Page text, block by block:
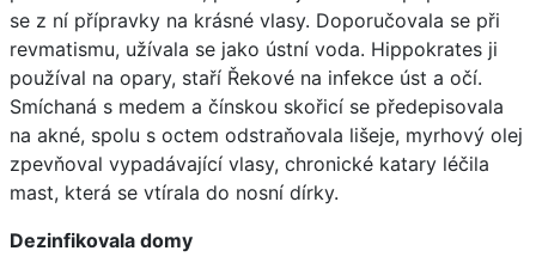
se z ní přípravky na krásné vlasy. Doporučovala se při
revmatismu, užívala se jako ústní voda. Hippokrates ji
používal na opary, staří Řekové na infekce úst a očí.
Smíchaná s medem a čínskou skořicí se předepisovala
na akné, spolu s octem odstraňovala lišeje, myrhový olej
zpevňoval vypadávající vlasy, chronické katary léčila
mast, která se vtírala do nosní dírky.
Dezinfikovala domy